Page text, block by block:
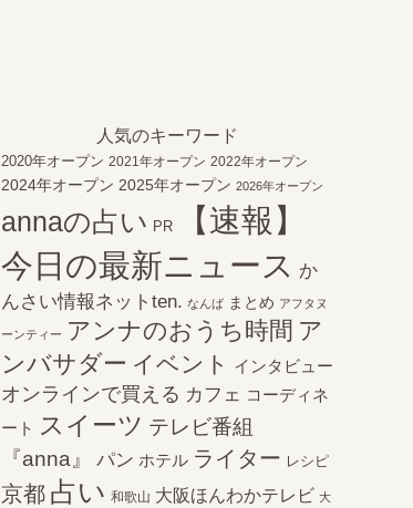
人気のキーワード
2020年オープン 2021年オープン 2022年オープン
2024年オープン 2025年オープン 2026年オープン
annaの占い PR
【速報】
今日の最新ニュース か
んさい情報ネットten. なんば まとめ アフタヌ
ーンティー アンナのおうち時間 ア
ンバサダー イベント インタビュー
オンラインで買える カフェ コーディネ
ート
スイーツ テレビ番組
『anna』
パン ホテル ライター レシピ
京都 占い 和歌山 大阪ほんわかテレビ 大